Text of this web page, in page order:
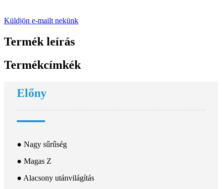
Küldjön e-mailt nekünk
Termék leírás
Termékcímkék
Előny
● Nagy sűrűség
● Magas Z
● Alacsony utánvilágítás